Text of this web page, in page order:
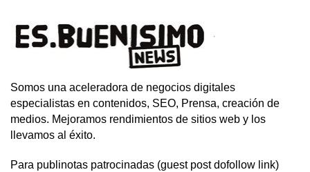
Somos una aceleradora de negocios digitales
especialistas en contenidos, SEO, Prensa, creación de
medios. Mejoramos rendimientos de sitios web y los
llevamos al éxito.
Para publinotas patrocinadas (guest post dofollow link)